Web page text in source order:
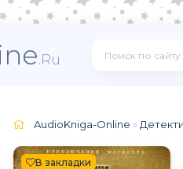
.Ru
AudioKniga-Online »
В закладки